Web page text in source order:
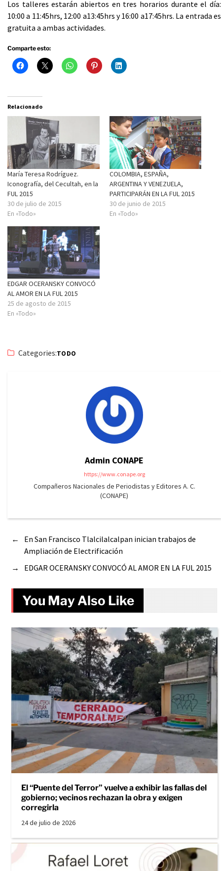
Los talleres estarán abiertos en tres horarios durante el día:
10:00 a 11:45hrs, 12:00 a13:45hrs y 16:00 a17:45hrs. La entrada es
gratuita a ambas actividades.
Comparte esto:
Relacionado
María Teresa Rodríguez.
Iconografía, del Cecultah, en la
FUL 2015
30 de julio de 2015
En «Todo»
COLOMBIA, ESPAÑA,
ARGENTINA Y VENEZUELA,
PARTICIPARÁN EN LA FUL 2015
30 de junio de 2015
En «Todo»
EDGAR OCERANSKY CONVOCÓ
AL AMOR EN LA FUL 2015
25 de agosto de 2015
En «Todo»
Categories:TODO
Admin CONAPE
https://www.conape.org
Compañeros Nacionales de Periodistas y Editores A. C.
(CONAPE)
←
En San Francisco Tlalcilalcalpan inician trabajos de
Ampliación de Electrificación
→
EDGAR OCERANSKY CONVOCÓ AL AMOR EN LA FUL 2015
You May Also Like
El “Puente del Terror” vuelve a exhibir las fallas del
gobierno; vecinos rechazan la obra y exigen
corregirla
24 de julio de 2026